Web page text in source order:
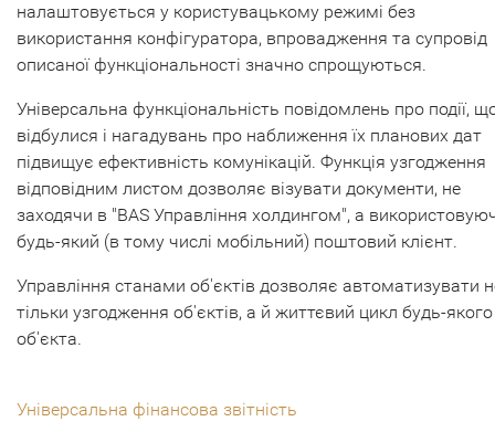
налаштовується у користувацькому режимі без
використання конфігуратора, впровадження та супровід
описаної функціональності значно спрощуються.
Універсальна функціональність повідомлень про події,
відбулися і нагадувань про наближення їх планових дат
підвищує ефективність комунікацій. Функція узгодження
відповідним листом дозволяє візувати документи, не
заходячи в "BAS Управління холдингом", а
будь-який (в тому числі мобільний) поштовий клієнт.
Управління станами об'єктів дозволяє автоматизувати
тільки узгодження об'єктів, а й життєвий цикл будь-якого
об'єкта.
Універсальна фінансова звітність